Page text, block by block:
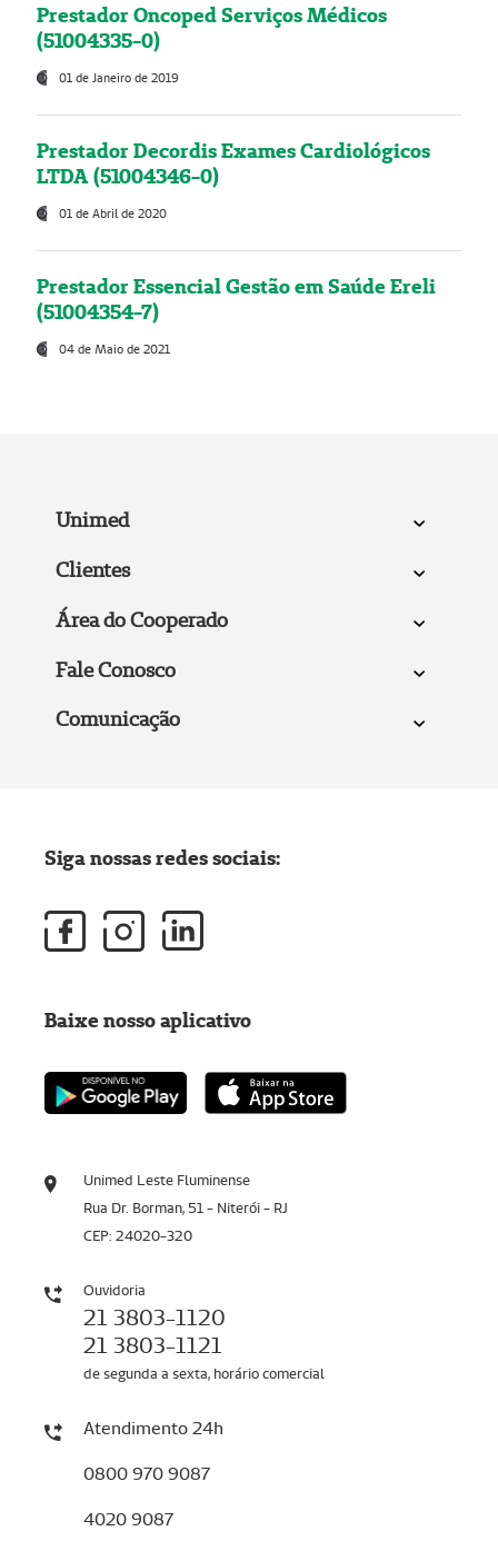
Prestador Oncoped Serviços Médicos
(51004335-0)
01 de Janeiro de 2019
Prestador Decordis Exames Cardiológicos
LTDA (51004346-0)
01 de Abril de 2020
Prestador Essencial Gestão em Saúde Ereli
(51004354-7)
04 de Maio de 2021
Unimed
Clientes
Área do Cooperado
Fale Conosco
Comunicação
Unimed Leste Fluminense
Rua Dr. Borman, 51 - Niterói - RJ
CEP: 24020-320
Ouvidoria
21 3803-1120
21 3803-1121
de segunda a sexta, horário comercial
Atendimento 24h
0800 970 9087
4020 9087
Siga nossas redes sociais:
Baixe nosso aplicativo